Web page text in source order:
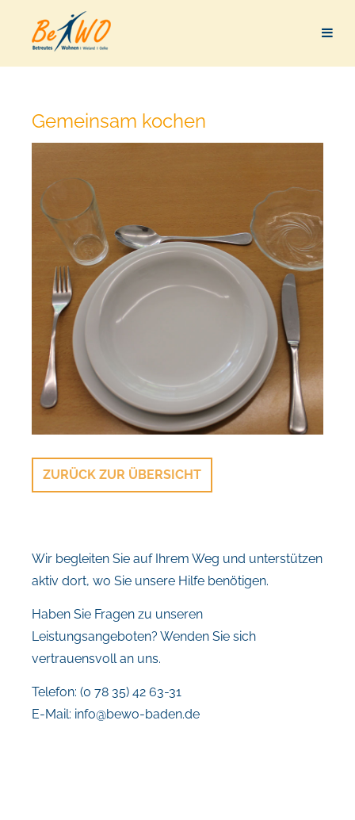
Gemeinsam kochen
ZURÜCK ZUR ÜBERSICHT
Wir begleiten Sie auf Ihrem Weg und unterstützen
aktiv dort, wo Sie unsere Hilfe benötigen.
Haben Sie Fragen zu unseren
Leistungsangeboten? Wenden Sie sich
vertrauensvoll an uns.
Telefon: (0 78 35) 42 63-31
E-Mail: info@bewo-baden.de